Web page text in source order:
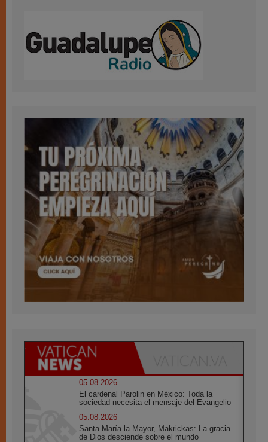
05.08.2026
El cardenal Parolin en México: Toda la
sociedad necesita el mensaje del Evangelio
05.08.2026
Santa María la Mayor, Makrickas: La gracia
de Dios desciende sobre el mundo